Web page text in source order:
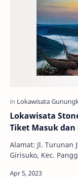
Lokawisata
Tiket Masuk dan
Alamat: Jl. Turunan
Girisuko, Kec.